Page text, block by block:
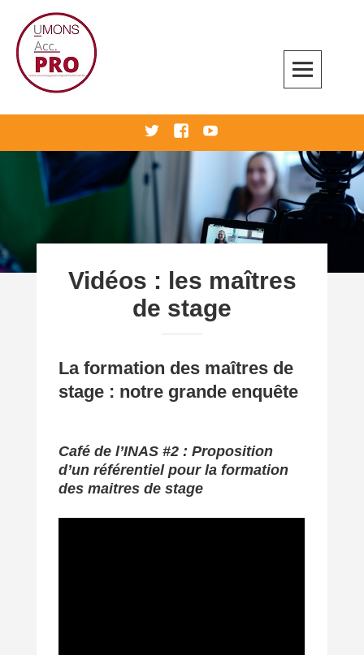
content
twitterFacebookYoutube
Vidéos : les maîtres
de stage
La formation des maîtres de
stage : notre grande enquête
Café de l’INAS #2 : Proposition
d’un référentiel pour la formation
des maitres de stage